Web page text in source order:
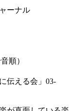
ーナル
順）
伝える会」03-